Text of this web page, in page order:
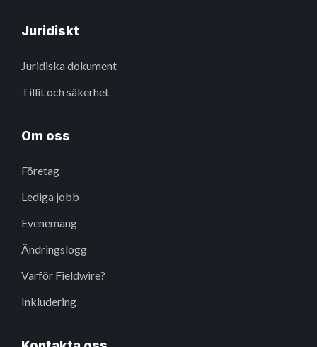
Juridiskt
Juridiska dokument
Tillit och säkerhet
Om oss
Företag
Lediga jobb
Evenemang
Ändringslogg
Varför Fieldwire?
Inkludering